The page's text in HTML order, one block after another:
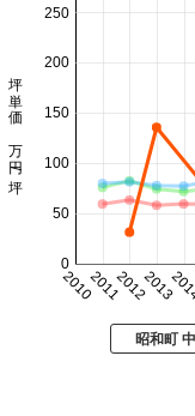
2010201120122013
0
50
100
150
200
250
坪単価 万円/坪
昭和町